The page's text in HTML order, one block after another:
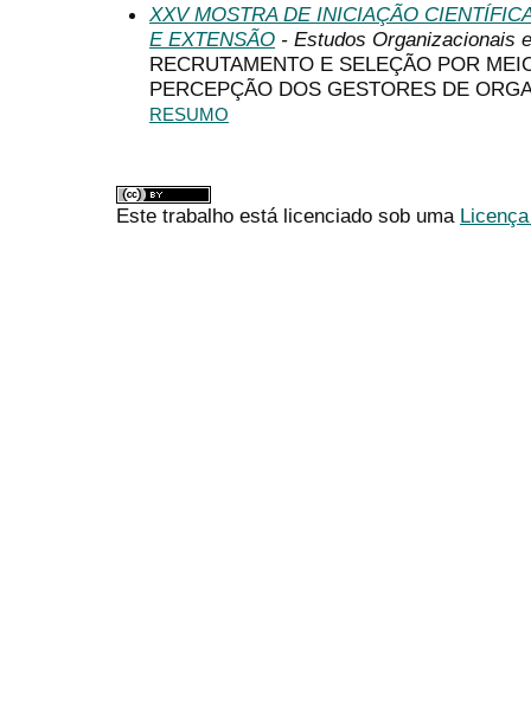
XXV MOSTRA DE INICIAÇÃO
E EXTENSÃO - Estudos Organizacionais
RECRUTAMENTO E SELEÇÃO POR
PERCEPÇÃO DOS GESTORES DE
RESUMO
Este trabalho está licenciado sob uma